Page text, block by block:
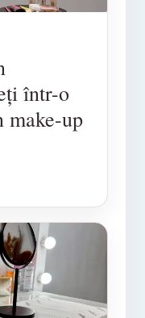
într-o
make-up